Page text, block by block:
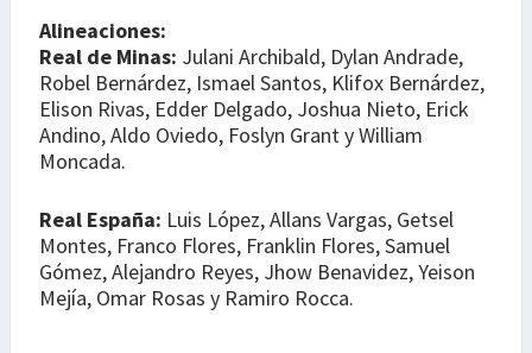
Alineaciones:
Real de Minas: Julani Archibald, Dylan Andrade,
Robel Bernárdez, Ismael Santos, Klifox Bernárdez,
Elison Rivas, Edder Delgado, Joshua Nieto, Erick
Andino, Aldo Oviedo, Foslyn Grant y William
Moncada.
Real España: Luis López, Allans Vargas, Getsel
Montes, Franco Flores, Franklin Flores, Samuel
Gómez, Alejandro Reyes, Jhow Benavidez, Yeison
Mejía, Omar Rosas y Ramiro Rocca.